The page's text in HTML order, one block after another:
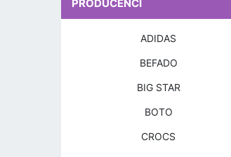
PRODUCENCI
ADIDAS
BEFADO
BIG STAR
BOTO
CROCS